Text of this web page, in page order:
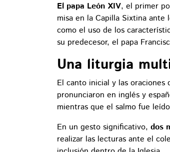
El papa León XIV, el primer
misa en la Capilla Sixtina
como el uso de los
su predecesor, el papa
Una liturgia
El canto inicial y las
pronunciaron en inglés y
mientras que el salmo fue
En un gesto significativo, dos
realizar las lecturas ante el